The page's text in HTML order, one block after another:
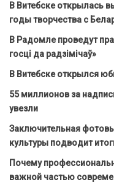
В Витебске открылась
годы творчества с
В Радомле проведут
госці да радзімічаў»
В Витебске открылся
55 миллионов за
увезли
Заключительная
культуры подводит
Почему
важной частью